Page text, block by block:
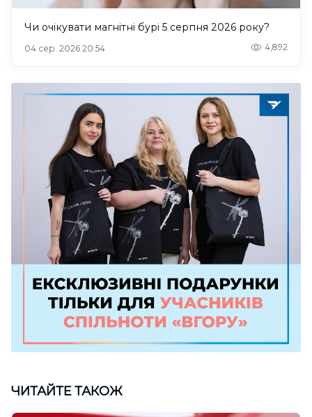
Чи очікувати магнітні бурі 5 серпня 2026 року?
04 сер. 2026 20:54 4,892
ЧИТАЙТЕ ТАКОЖ